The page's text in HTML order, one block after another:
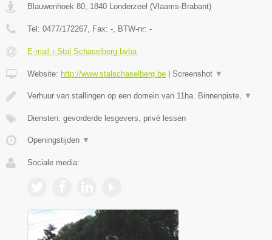
Blauwenhoek 80 1840 Londerzeel (Vlaams-Brabant)
Tel: 0477/172267 , Fax: - , BTW-nr: -
E-mail › Stal Schaselberg bvba
Website: http://www.stalschaselberg.be | Screenshot ▼
Verhuur van stallingen op een domein van 11ha. Binnenpiste, ▼
Diensten: gevorderde lesgevers, privé lessen
Openingstijden ▼
Sociale media: